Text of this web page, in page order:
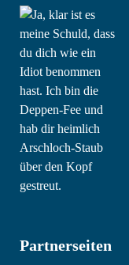
Partnerseiten